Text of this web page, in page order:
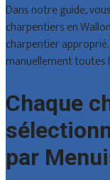
Dans notre guide,
charpentiers en
charpentier
manuellement toutes
Chaque
par